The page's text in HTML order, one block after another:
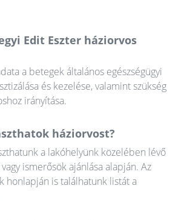
Edit Eszter háziorvos
a betegek általános egészségügyi
és kezelése, valamint szükség
irányítása.
háziorvost?
a lakóhelyünk közelében lévő
ismerősök ajánlása alapján. Az
honlapján is találhatunk listát a